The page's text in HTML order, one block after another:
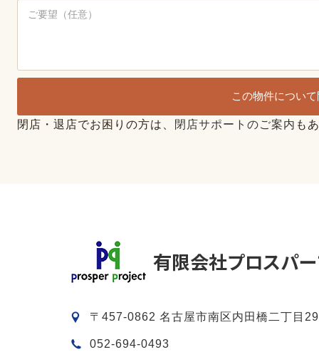
この物件につい
閉店・退店でお困りの方は、 閉店サポートのご案内 も
〒457-0862 名古屋市南区内田橋二丁目
052-694-0493